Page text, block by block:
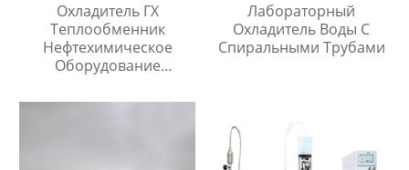
Охладитель ГХ
Теплообменник
Нефтехимическое
Оборудование
Лабораторный
Охладитель Воды С
Спиральными Трубами